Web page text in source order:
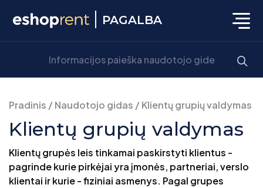
PAGALBA
Pradinis /Naudotojo gidas /Klientų grupių valdymas
Klientų grupių valdymas
Klientų grupės leis tinkamai paskirstyti klientus -
pagrinde kurie pirkėjai yra įmonės, partneriai, verslo
klientai ir kurie - fiziniai asmenys. Pagal grupes